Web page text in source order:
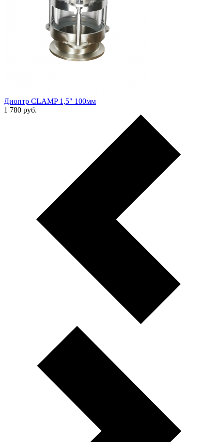
Диоптр CLAMP 1,5" 100мм
1 780 руб.